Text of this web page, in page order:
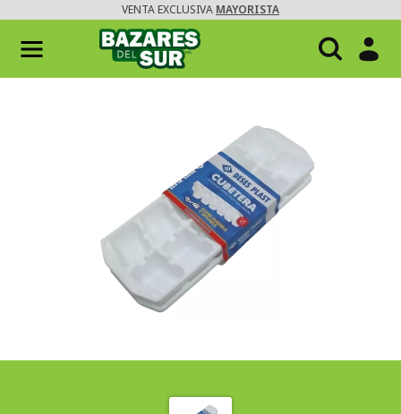
VENTA EXCLUSIVA MAYORISTA